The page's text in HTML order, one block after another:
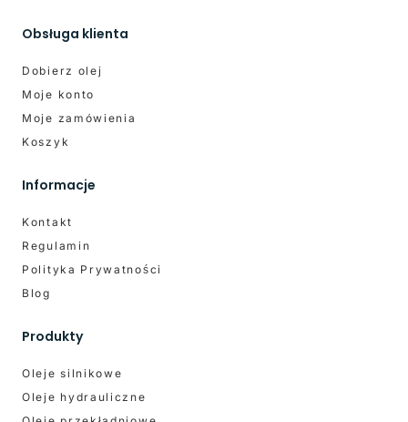
Obsługa klienta
Dobierz olej
Moje konto
Moje zamówienia
Koszyk
Informacje
Kontakt
Regulamin
Polityka Prywatności
Blog
Produkty
Oleje silnikowe
Oleje hydrauliczne